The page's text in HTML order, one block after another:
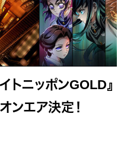
トニッポンGOLD』
ンエア決定！